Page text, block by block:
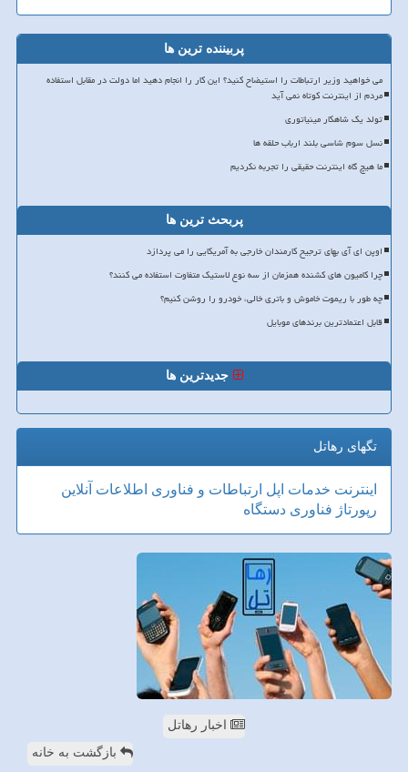
پربیننده ترین ها
می خواهید وزیر ارتباطات را استیضاح کنید؟ این کار را انجام دهید اما دولت در مقابل استفاده
مردم از اینترنت کوتاه نمی آید
تولد یک شاهکار مینیاتوری
نسل سوم شاسی بلند ارباب حلقه ها
ما هیچ گاه اینترنت حقیقی را تجربه نکردیم
پربحث ترین ها
اوپن ای آی بهای ترجیح کارمندان خارجی به آمریکایی را می پردازد
چرا کامیون های کشنده همزمان از سه نوع لاستیک متفاوت استفاده می کنند؟
چه طور با ریموت خاموش و باتری خالی، خودرو را روشن کنیم؟
قابل اعتمادترین برندهای موبایل
جدیدترین ها
تگهای رهاتل
اینترنت خدمات اپل ارتباطات و فناوری اطلاعات آنلاین
رپورتاژ فناوری دستگاه
اخبار رهاتل
بازگشت به خانه